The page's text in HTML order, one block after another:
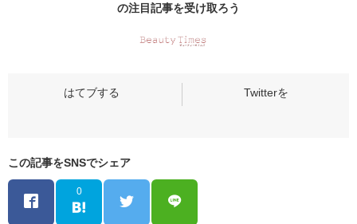
の注目記事を受け取ろう
この記事をSNSでシェア
0